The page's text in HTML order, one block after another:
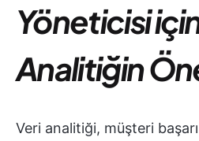
Yöneticisi
Analitiğin
Veri analitiği, müşteri